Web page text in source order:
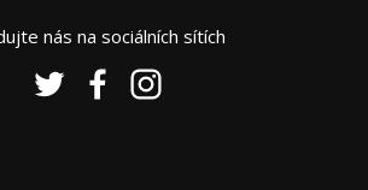
nás na sociálních sítích